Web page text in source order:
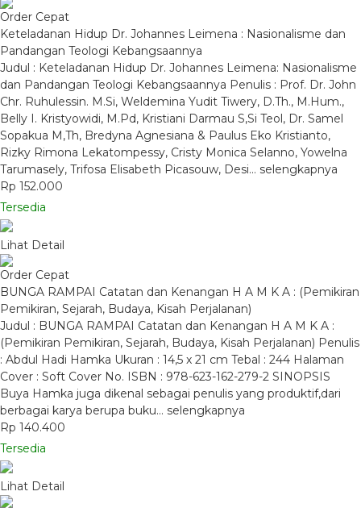
Order Cepat
Keteladanan Hidup Dr. Johannes Leimena : Nasionalisme dan
Pandangan Teologi Kebangsaannya
Judul : Keteladanan Hidup Dr. Johannes Leimena: Nasionalisme
dan Pandangan Teologi Kebangsaannya Penulis : Prof. Dr. John
Chr. Ruhulessin. M.Si, Weldemina Yudit Tiwery, D.Th., M.Hum.,
Belly I. Kristyowidi, M.Pd, Kristiani Darmau S,Si Teol, Dr. Samel
Sopakua M,Th, Bredyna Agnesiana & Paulus Eko Kristianto,
Rizky Rimona Lekatompessy, Cristy Monica Selanno, Yowelna
Tarumasely, Trifosa Elisabeth Picasouw, Desi… selengkapnya
Rp 152.000
Tersedia
Lihat Detail
Order Cepat
BUNGA RAMPAI Catatan dan Kenangan H A M K A : (Pemikiran
Pemikiran, Sejarah, Budaya, Kisah Perjalanan)
Judul : BUNGA RAMPAI Catatan dan Kenangan H A M K A :
(Pemikiran Pemikiran, Sejarah, Budaya, Kisah Perjalanan) Penulis
: Abdul Hadi Hamka Ukuran : 14,5 x 21 cm Tebal : 244 Halaman
Cover : Soft Cover No. ISBN : 978-623-162-279-2 SINOPSIS
Buya Hamka juga dikenal sebagai penulis yang produktif,dari
berbagai karya berupa buku… selengkapnya
Rp 140.400
Tersedia
Lihat Detail